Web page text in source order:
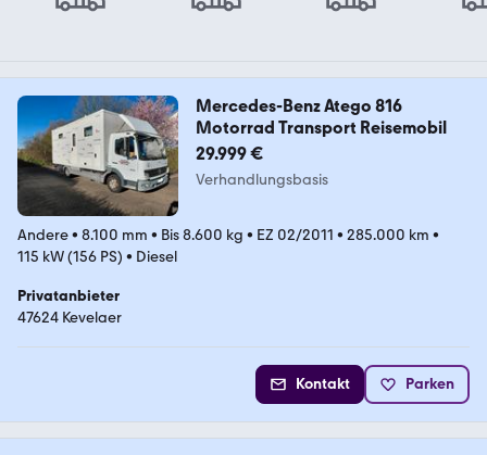
Mercedes-Benz Atego 816
Motorrad Transport Reisemobil
29.999 €
Verhandlungsbasis
Andere• 8.100 mm • Bis 8.600 kg • EZ 02/2011 • 285.000 km •
115 kW (156 PS) • Diesel
Privatanbieter
47624 Kevelaer
Kontakt Parken